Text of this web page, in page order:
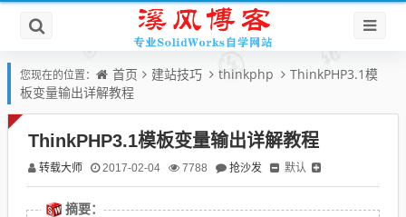
您现在的位置： 首页 建站技巧 thinkphp
ThinkPHP3.1模
板变量输出详解教程
ThinkPHP3.1模板变量输出详解教程
转载大师 2017-02-04 7788 抢沙发 默认
摘要：